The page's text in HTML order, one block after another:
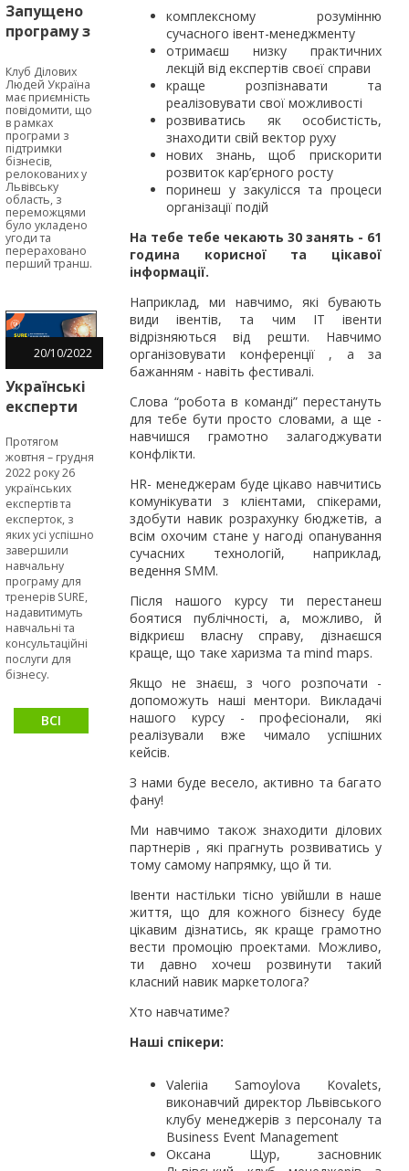
Запущено
програму з
мікрогрантів
для
бізнесів,
релокованих
у Львівську
область
Клуб Ділових
Людей Україна
має приємність
повідомити, що
в рамках
програми з
підтримки
бізнесів,
релокованих у
Львівську
область, з
переможцями
було укладено
угоди та
перераховано
перший транш.
20/10/2022
Українські
експерти
допомогою
інструментів
програми
SURE
сприятимуть
МСБ
ставати
сталими та
стійкими
Протягом
жовтня – грудня
2022 року 26
українських
експертів та
експерток, з
яких усі успішно
завершили
навчальну
програму для
тренерів SURE,
надавитимуть
навчальні та
консультаційні
послуги для
бізнесу.
ВСІ
комплексному розумінню
сучасного івент-менеджменту
отримаєш низку практичних
лекцій від експертів своєї справи
краще розпізнавати та
реалізовувати свої можливості
розвиватись як особистість,
знаходити свій вектор руху
нових знань, щоб прискорити
розвиток кар’єрного росту
поринеш у закулісся та процеси
організації подій
На тебе тебе чекають 30 занять - 61
година корисної та цікавої
інформації.
Наприклад, ми навчимо, які бувають
види івентів, та чим ІТ івенти
відрізняються від решти. Навчимо
організовувати конференції , а за
бажанням - навіть фестивалі.
Слова “робота в команді” перестануть
для тебе бути просто словами, а ще -
навчишся грамотно залагоджувати
конфлікти. ⠀
HR- менеджерам буде цікаво навчитись
комунікувати з клієнтами, спікерами,
здобути навик розрахунку бюджетів, а
всім охочим стане у нагоді опанування
сучасних технологій, наприклад,
ведення SMM.
Після нашого курсу ти перестанеш
боятися публічності, а, можливо, й
відкриєш власну справу, дізнаєшся
краще, що таке харизма та mind maps.
Якщо не знаєш, з чого розпочати -
допоможуть наші ментори. Викладачі
нашого курсу - професіонали, які
реалізували вже чимало успішних
кейсів.
З нами буде весело, активно та багато
фану!
Ми навчимо також знаходити ділових
партнерів , які прагнуть розвиватись у
тому самому напрямку, що й ти.
Івенти настільки тісно увійшли в наше
життя, що для кожного бізнесу буде
цікавим дізнатись, як краще грамотно
вести промоцію проектами. Можливо,
ти давно хочеш розвинути такий
класний навик маркетолога?
Хто навчатиме?
Наші спікери:
Valeriia Samoylova Kovalets,
виконавчий директор Львівського
клубу менеджерів з персоналу та
Business Event Management
Оксана Щур, засновник